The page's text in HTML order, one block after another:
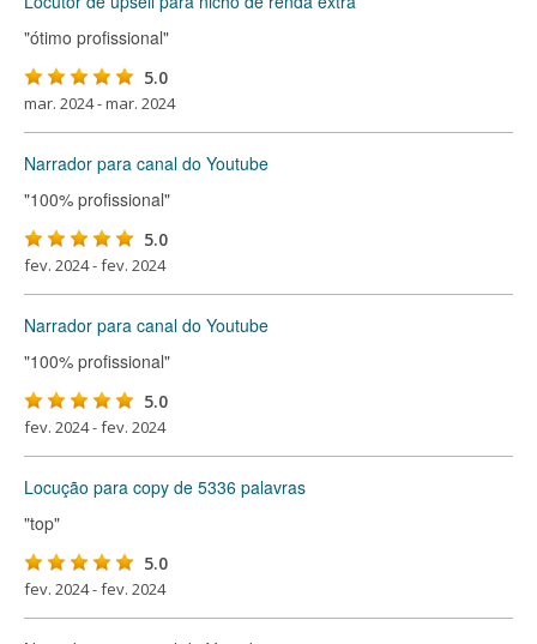
"ótimo profissional"
5.0
mar. 2024 - mar. 2024
Narrador para canal do Youtube
"100% profissional"
5.0
fev. 2024 - fev. 2024
Narrador para canal do Youtube
"100% profissional"
5.0
fev. 2024 - fev. 2024
Locução para copy de 5336 palavras
"top"
5.0
fev. 2024 - fev. 2024